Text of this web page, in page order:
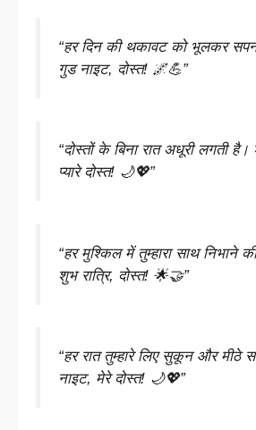
“हर दिन की थकावट को भूलकर
गुड नाइट, दोस्त! 🌌💪”
“दोस्तों के बिना रात अधूरी लगती है।
प्यारे दोस्त! 🌙💖”
“हर मुश्किल में तुम्हारा साथ निभाने
शुभ रात्रि, दोस्त! 🌟🤝”
“हर रात तुम्हारे लिए सुकून और मीठे
नाइट, मेरे दोस्त! 🌙💖”